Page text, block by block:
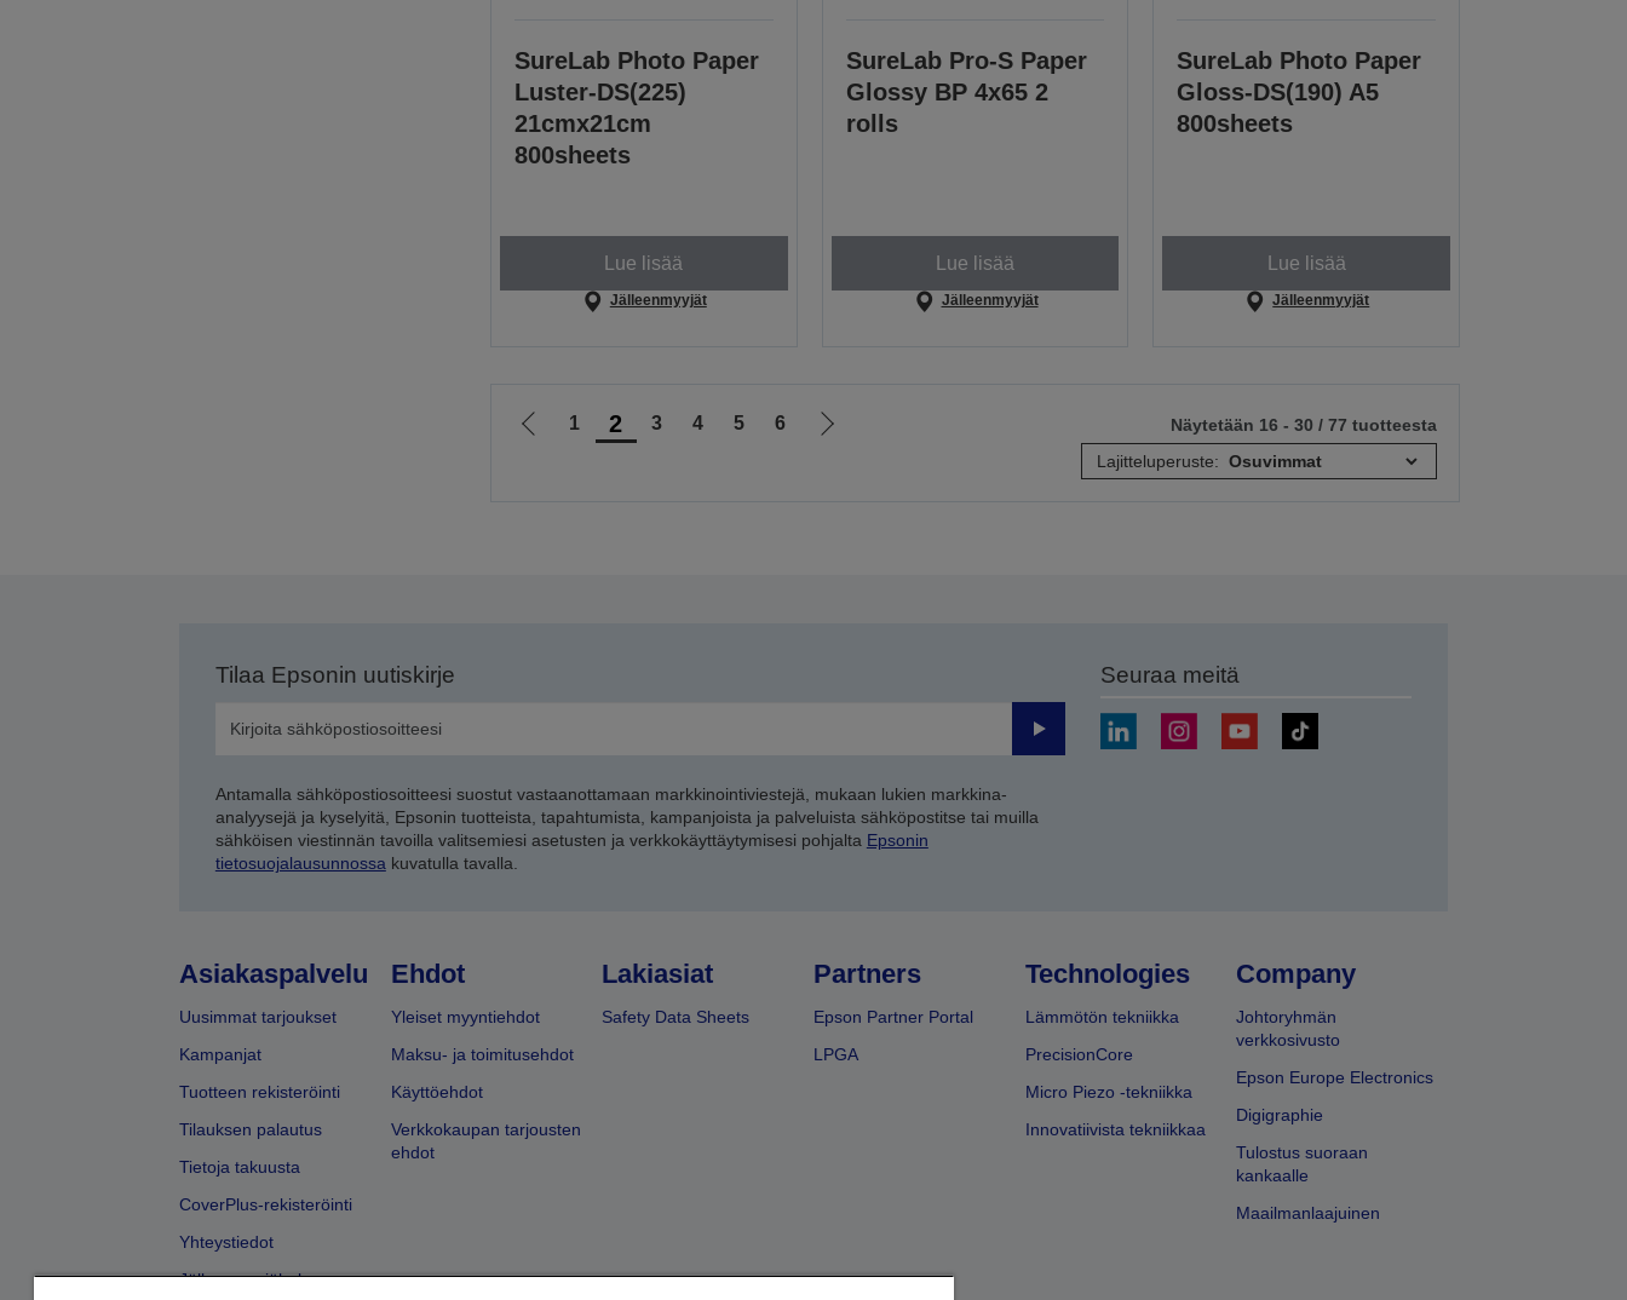
SureLab Photo Paper
Luster-DS(225)
21cmx21cm
800sheets
Lue lisää
Jälleenmyyjät
SureLab Pro-S Paper
Glossy BP 4x65 2
rolls
Lue lisää
Jälleenmyyjät
SureLab Photo Paper
Gloss-DS(190) A5
800sheets
Lue lisää
Jälleenmyyjät
Siirry
1 2 3 4 5 6
Siirry
Näytetään 16 - 30 / 77 tuotteesta
Lajitteluperuste:
Tilaa Epsonin uutiskirje
Lähetä
Antamalla sähköpostiosoitteesi suostut vastaanottamaan markkinointiviestejä, mukaan lukien markkina-
analyysejä ja kyselyitä, Epsonin tuotteista, tapahtumista, kampanjoista ja palveluista sähköpostitse tai muilla
sähköisen viestinnän tavoilla valitsemiesi asetusten ja verkkokäyttäytymisesi pohjalta Epsonin
tietosuojalausunnossakuvatulla tavalla.
Seuraa meitä
Asiakaspalvelu
Uusimmat tarjoukset
Kampanjat
Tuotteen rekisteröinti
Tilauksen palautus
Tietoja takuusta
CoverPlus-rekisteröinti
Yhteystiedot
Jälleenmyyjähaku
Ehdot
Yleiset myyntiehdot
Maksu- ja toimitusehdot
Käyttöehdot
Verkkokaupan tarjousten
ehdot
Lakiasiat
Safety Data Sheets
Partners
Epson Partner Portal
LPGA
Technologies
Lämmötön tekniikka
PrecisionCore
Micro Piezo -tekniikka
Innovatiivista tekniikkaa
Company
Johtoryhmän
verkkosivusto
Epson Europe Electronics
Digigraphie
Tulostus suoraan
kankaalle
Maailmanlaajuinen